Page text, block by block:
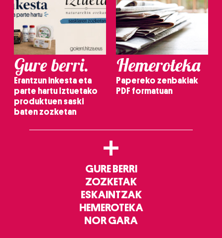
Gure berri.
Erantzun inkesta eta
parte hartu Iztuetako
produktuen saski
baten zozketan
Hemeroteka
Papereko zenbakiak
PDF formatuan
+
GURE BERRI
ZOZKETAK
ESKAINTZAK
HEMEROTEKA
NOR GARA